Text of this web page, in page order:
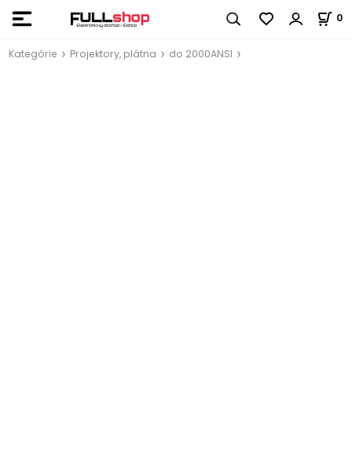
0
Kategórie Projektory, plátna do 2000ANSI